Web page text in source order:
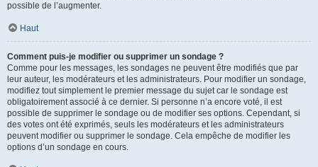
possible de l’augmenter.
Haut
Comment puis-je modifier ou supprimer un sondage ?
Comme pour les messages, les sondages ne peuvent être modifiés que par
leur auteur, les modérateurs et les administrateurs. Pour modifier un sondage,
modifiez tout simplement le premier message du sujet car le sondage est
obligatoirement associé à ce dernier. Si personne n’a encore voté, il est
possible de supprimer le sondage ou de modifier ses options. Cependant, si
des votes ont été exprimés, seuls les modérateurs et les administrateurs
peuvent modifier ou supprimer le sondage. Cela empêche de modifier les
options d’un sondage en cours.